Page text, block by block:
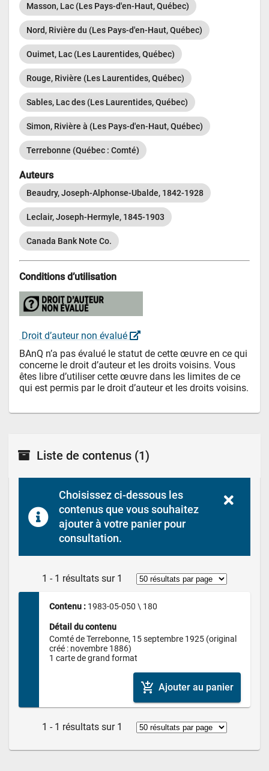
Masson, Lac (Les Pays-d'en-Haut, Québec)
Nord, Rivière du (Les Pays-d'en-Haut, Québec)
Ouimet, Lac (Les Laurentides, Québec)
Rouge, Rivière (Les Laurentides, Québec)
Sables, Lac des (Les Laurentides, Québec)
Simon, Rivière à (Les Pays-d'en-Haut, Québec)
Terrebonne (Québec : Comté)
Auteurs
Beaudry, Joseph-Alphonse-Ubalde, 1842-1928
Leclair, Joseph-Hermyle, 1845-1903
Canada Bank Note Co.
Conditions d’utilisation
Droit d’auteur non évalué
BAnQ n’a pas évalué le statut de cette œuvre en ce qui
concerne le droit d’auteur et les droits voisins. Vous
êtes libre d’utiliser cette œuvre dans les limites de ce
qui est permis par le droit d’auteur et les droits voisins.
Liste de contenus (1)
Choisissez ci-dessous les
contenus que vous souhaitez
ajouter à votre panier pour
consultation.
1 - 1 résultats sur 1
Contenu : 1983-05-050 \ 180
Détail du contenu
Comté de Terrebonne, 15 septembre 1925 (original
créé : novembre 1886)
1 carte de grand format
add_shopping_cart Ajouter au panier
1 - 1 résultats sur 1